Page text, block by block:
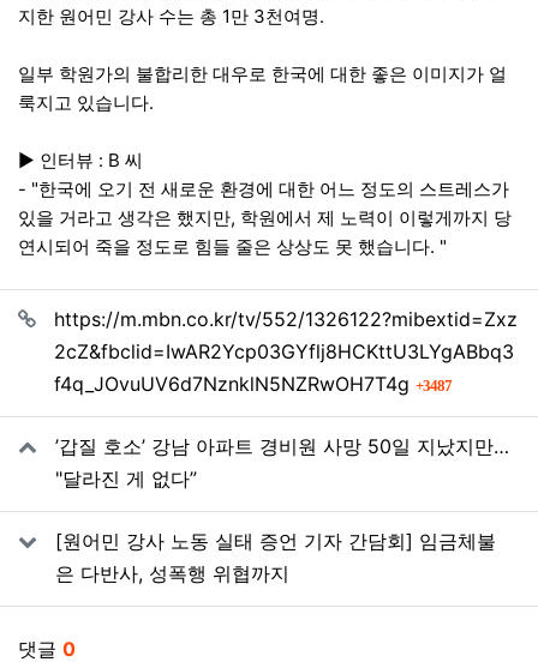
지한 원어민 강사 수는 총 1만 3천여명.
일부 학원가의 불합리한 대우로 한국에 대한 좋은 이미지가 얼
룩지고 있습니다.
▶ 인터뷰 : B 씨
- "한국에 오기 전 새로운 환경에 대한 어느 정도의 스트레스가
있을 거라고 생각은 했지만, 학원에서 제 노력이 이렇게까지 당
연시되어 죽을 정도로 힘들 줄은 상상도 못 했습니다. "
관련자료
https://m.mbn.co.kr/tv/552/1326122?mibextid=Zxz
2cZ&fbclid=IwAR2Ycp03GYflj8HCKttU3LYgABbq3
f4q_JOvuUV6d7NznklN5NZRwOH7T4g
3487회 연결
’갑질 호소’ 강남 아파트 경비원 사망 50일 지났지만…
"달라진 게 없다”
[원어민 강사 노동 실태 증언 기자 간담회] 임금체불
은 다반사, 성폭행 위협까지
댓글 0